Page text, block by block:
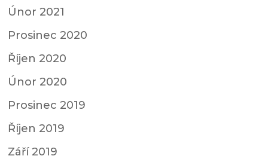
Únor 2021
Prosinec 2020
Říjen 2020
Únor 2020
Prosinec 2019
Říjen 2019
Září 2019